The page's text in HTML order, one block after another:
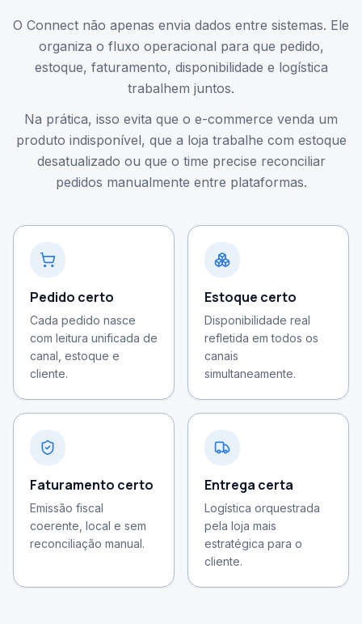
O Connect não apenas envia dados entre sistemas. Ele
organiza o fluxo operacional para que pedido,
estoque, faturamento, disponibilidade e logística
trabalhem juntos.
Na prática, isso evita que o e-commerce venda um
produto indisponível, que a loja trabalhe com estoque
desatualizado ou que o time precise reconciliar
pedidos manualmente entre plataformas.
Pedido certo
Cada pedido nasce
com leitura unificada de
canal, estoque e
cliente.
Estoque certo
Disponibilidade real
refletida em todos os
canais
simultaneamente.
Faturamento certo
Emissão fiscal
coerente, local e sem
reconciliação manual.
Entrega certa
Logística orquestrada
pela loja mais
estratégica para o
cliente.